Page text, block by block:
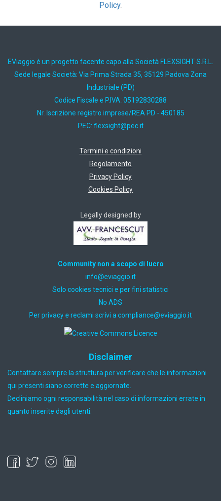
Policy.
EViaggio è un progetto facente capo alla Società FLEXSIGHT S.R.L.
Sede legale Società: Via Prima Strada 35, 35129 Padova Zona
Industriale (PD)
Codice Fiscale e P.IVA: 05192830288
Nr. Iscrizione registro imprese/REA PD - 450185
PEC: ti.cep@thgisxelf
Termini e condizioni
Regolamento
Privacy Policy
Cookies Policy
Legally designed by
Community non a scopo di lucro
ti.oiggaive@ofni
Solo cookies tecnici e per fini statistici
No ADS
Per privacy e reclami scrivi a ti.oiggaive@ecnailpmoc
Disclaimer
Contattare sempre la struttura per verificare che le informazioni
qui presenti siano corrette e aggiornate.
Decliniamo ogni responsabilità nel caso di informazioni errate in
quanto inserite dagli utenti.